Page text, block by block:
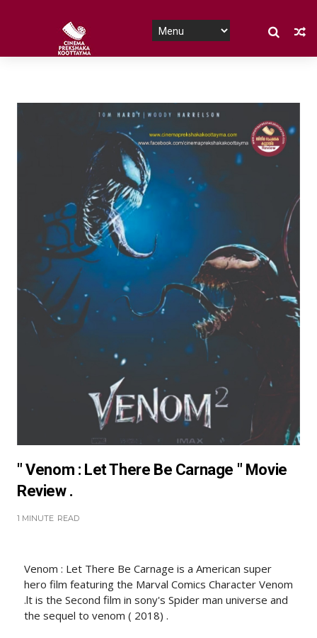
" Venom : Let There Be Carnage " Movie
Review .
1 MINUTE READ
Venom : Let There Be Carnage is a American super
hero film featuring the Marval Comics Character Venom
.lt is the Second film in sony's Spider man universe and
the sequel to venom ( 2018) .